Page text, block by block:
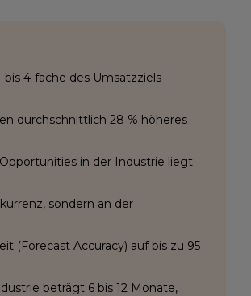
4-fache des Umsatzziels
durchschnittlich 28 % höheres
in der Industrie liegt
sondern an der
(Forecast Accuracy) auf bis zu 95
beträgt 6 bis 12 Monate,